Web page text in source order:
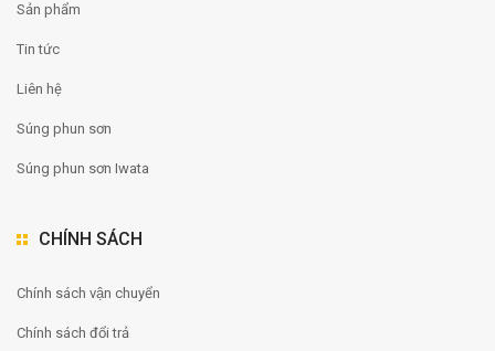
Sản phẩm
Tin tức
Liên hệ
Súng phun sơn
Súng phun sơn Iwata
CHÍNH SÁCH
Chính sách vận chuyển
Chính sách đổi trả